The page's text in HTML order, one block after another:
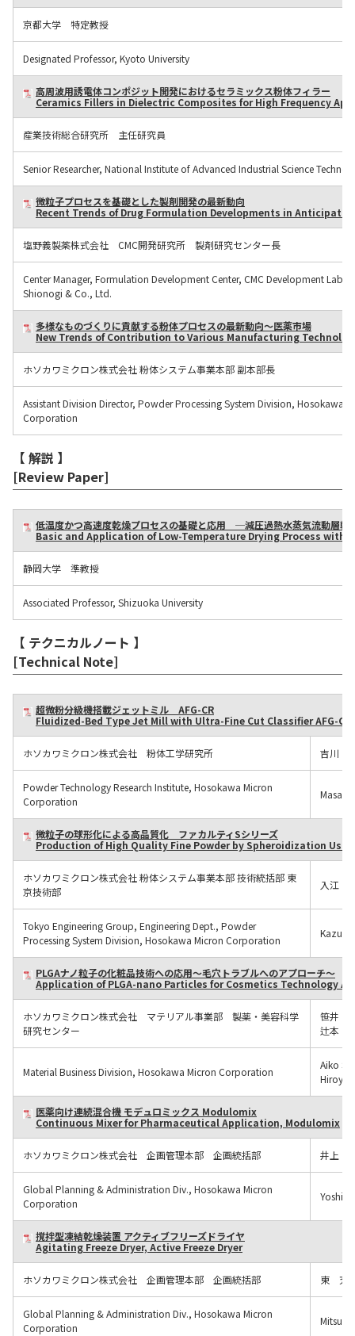
京都大学 特定教授
Designated Professor, Kyoto University
高周波用誘電体コンポジット開発におけるセラミックス粉体フィラー
Ceramics Fillers in Dielectric Composites for High Frequency
産業技術総合研究所 主任研究員
Senior Researcher, National Institute of Advanced Industrial Science
微粒子プロセスを基礎とした製剤開発の最新動向
Recent Trends of Drug Formulation Developments in
塩野義製薬株式会社 CMC開発研究所 製剤研究センター長
Center Manager, Formulation Development Center, CMC Development
Shionogi & Co., Ltd.
多様なものづくりに貢献する粉体プロセスの最新動向～医薬市場
New Trends of Contribution to Various Manufacturing
ホソカワミクロン株式会社 粉体システム事業本部 副本部長
Assistant Division Director, Powder Processing System Division, Hosokawa
Corporation
【 解説 】
[Review Paper]
低温度かつ高速度乾燥プロセスの基礎と応用 ─減圧過熱水蒸気流動層
Basic and Application of Low-Temperature Drying Process with
静岡大学 準教授
Associated Professor, Shizuoka University
【 テクニカルノート 】
[Technical Note]
超微粉分級機搭載ジェットミル AFG-CR
Fluidized-Bed Type Jet Mill with Ultra-Fine Cut Classifier AFG-CR
ホソカワミクロン株式会社 粉体工学研究所 吉川
Powder Technology Research Institute, Hosokawa Micron
Corporation
微粒子の球形化による高品質化 ファカルティSシリーズ
Production of High Quality Fine Powder by Spheroidization Using
ホソカワミクロン株式会社 粉体システム事業本部 技術統括部 東
京技術部
入江
Tokyo Engineering Group, Engineering Dept., Powder
Processing System Division, Hosokawa Micron Corporation
PLGAナノ粒子の化粧品技術への応用～毛穴トラブルへのアプローチ～
Application of PLGA-nano Particles for Cosmetics Technology
ホソカワミクロン株式会社 マテリアル事業部 製薬・美容科学
研究センター
笹井
辻本
Material Business Division, Hosokawa Micron Corporation
Aiko
医薬向け連続混合機 モデュロミックス Modulomix
Continuous Mixer for Pharmaceutical Application, Modulomix
ホソカワミクロン株式会社 企画管理本部 企画統括部 井上
Global Planning & Administration Div., Hosokawa Micron
Corporation
撹拌型凍結乾燥装置 アクティブフリーズドライヤ
Agitating Freeze Dryer, Active Freeze Dryer
ホソカワミクロン株式会社 企画管理本部 企画統括部 東 充
Global Planning & Administration Div., Hosokawa Micron
Corporation